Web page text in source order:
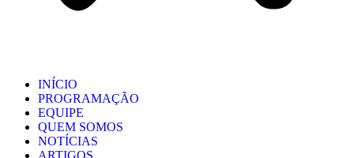
INÍCIO
PROGRAMAÇÃO
EQUIPE
QUEM SOMOS
NOTÍCIAS
ARTIGOS